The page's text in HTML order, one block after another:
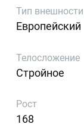
Тип внешности
Европейский
Телосложение
Стройное
Рост
168